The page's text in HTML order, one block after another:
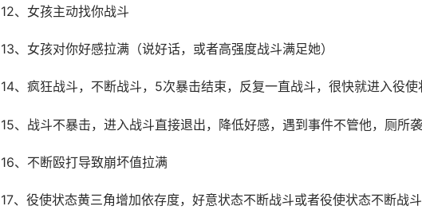
12、女孩主动找你战斗
13、女孩对你好感拉满（说好话，或者高强度战斗满足她）
14、疯狂战斗，不断战斗，5次暴击结束，反复一直战斗，很快就进入役使
15、战斗不暴击，进入战斗直接退出，降低好感，遇到事件不管他，厕所
16、不断殴打导致崩坏值拉满
17、役使状态黄三角增加依存度，好意状态不断战斗或者役使状态不断战